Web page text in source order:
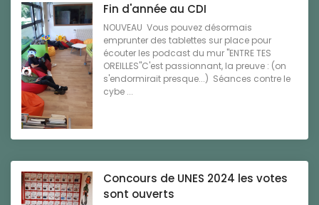
Fin d'année au CDI
NOUVEAU Vous pouvez désormais
emprunter des tablettes sur place pour
écouter les podcast du mur "ENTRE TES
OREILLES"C'est passionnant, la preuve : (on
s'endormirait presque...) Séances contre le
cybe ...
Concours de UNES 2024 les votes
sont ouverts